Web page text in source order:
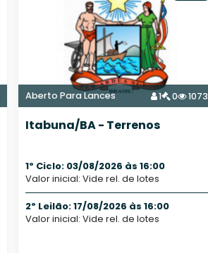
Aberto Para Lances 1 0 1073
Itabuna/BA - Terrenos
1º Ciclo: 03/08/2026 às 16:00
Valor inicial: Vide rel. de lotes
2º Leilão: 17/08/2026 às 16:00
Valor inicial: Vide rel. de lotes